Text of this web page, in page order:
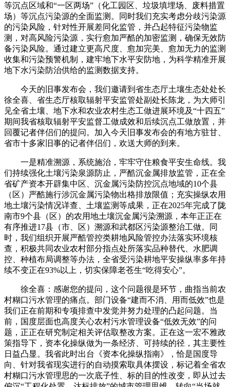
等沉点区域和“一区两场”（化工园区、垃圾填埋场、废料措置
场）等沉点污染源的全面监测。同时我们充实考虑分歧污染源
的污染风险，针对性开展差同化监管，并凸起特征污染物监
测，对高风险污染源，实行愈加严酷的加密监测，确保无效防
备污染风险。通过建立更高尺度、愈加完美、愈加无力的监测
收集和污染预警机制，建牢地下水平安防地，为科学精准开展
地下水污染防治供给的监测数据支持。
今天的旧事发布会，我们邀请到省生态厅土壤生态处处长
徐全喜、省生态厅核取辐射平安监管处副处长陈龙，为大师引
见全省土壤、地下水和农业农村生态工做进展环境及“十四五”
期间我省核取辐射平安监督工做成效和后续沉点工做放置，并
回覆记者伴侣们的提问。加入今天旧事发布会的有地方驻甘、
省市十多家旧事的记者伴侣们，欢送大师的到来。
一是精准溯源，系统施治，牢牢守住粮食平安生命线。我
们持续强化土壤污染泉源防止，严酷沉金属排放监管，正在全
省矿产资本开辟集中区、沉金属污染防控沉点地域的10个县
（区）严酷施行涉沉金属污染物出格排放限值；充实操纵农用
地土壤污染情况详查、土壤监测等成果，正在2025年完成了陇
南市9个县（区）的农用地土壤沉金属污染溯源，本年正正在
有序推进17县（市、区）溯源和武都区污染源整治工做。同
时，我们组织开展严酷管控类耕地风险管控办法落实环境核
查，积极共同农业农村部分指点处所落实品种替代、水肥调
控、种植布局调整等办法，全省受污染耕地平安操纵率多年持
续不变正在93%以上，切实保障老苍生“吃得安心”。
徐全喜：感谢您的提问，这个问题很是环节，曲指当前农
村糊口污水管理的痛点。部门设备“建而不消、用而低效”也是
我们正在前期和专项排查中发觉并努力处理的凸起问题。当
前，国度层面也高度关心农村污水管理设备“低效无效”的问
题，正正在研究制定相关评估取整改方案。正在这一宏不雅政
策指导下，资本化操纵做为一条经济、可持续的径，其主要性
日益凸显。我省此时出台《资本化操纵指南》，恰是国度导
向、针对我省现实进行的自动摸索取具体摆设，标记着全省农
村糊口污水管理思的一次底子性、标的目的性改变，即从过去